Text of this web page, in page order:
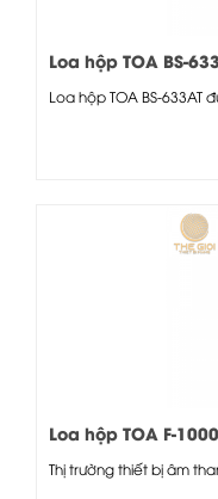
Loa hộp TOA BS-
Loa hộp TOA BS-633AT
Loa hộp TOA F-
Thị trường thiết bị âm